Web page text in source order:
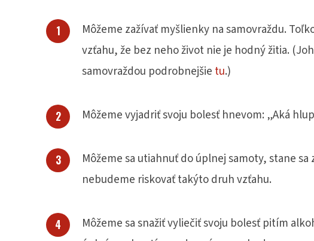
Môžeme zažívať myšlienky na samovraždu.
vzťahu, že bez neho život nie je hodný žitia.
samovraždou podrobnejšie tu.)
Môžeme vyjadriť svoju bolesť hnevom: „Aká
Môžeme sa utiahnuť do úplnej samoty, stane
nebudeme riskovať takýto druh vzťahu.
Môžeme sa snažiť vyliečiť svoju bolesť pitím